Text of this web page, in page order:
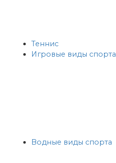
Теннис
Игровые виды спорта
Водные виды спорта